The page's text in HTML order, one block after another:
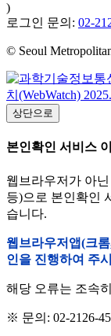
)
로그인 문의: 02-
© Seoul
상단으로
본인확인 서비스
웹브라우저가 아
등)으로 본인확인
습니다.
웹브라우저앱(크
인을 진행하여 주
해당 오류는 조속
※ 문의: 02-2126-